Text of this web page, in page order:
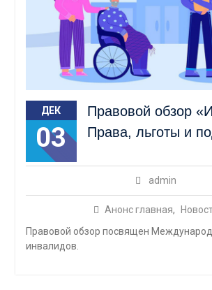
ДЕК
03
Правовой обзор
Права, льготы и
admin
Анонс главная,
Правовой обзор посвящен
инвалидов.